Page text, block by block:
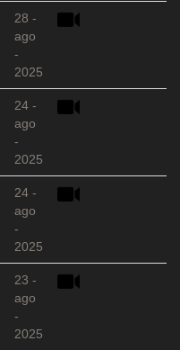
28 -
ago
-
2025
24 -
ago
-
2025
24 -
ago
-
2025
23 -
ago
-
2025